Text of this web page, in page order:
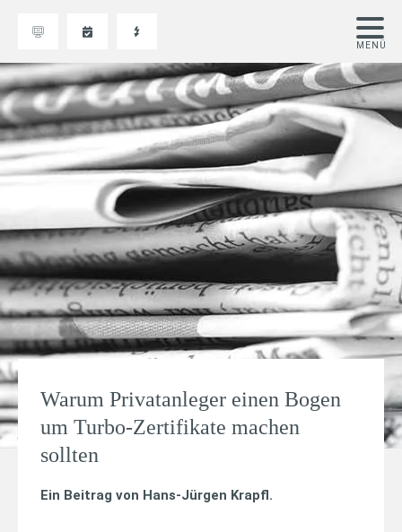
Warum Privatanleger einen Bogen
um Turbo-Zertifikate machen
sollten
Ein Beitrag von Hans-Jürgen Krapfl.